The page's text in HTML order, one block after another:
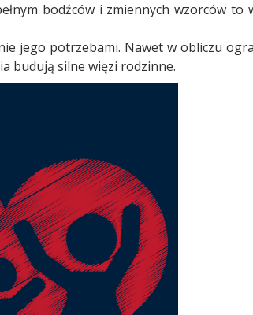
bodźców i zmiennych wzorców to
jego potrzebami. Nawet w obliczu
budują silne więzi rodzinne.